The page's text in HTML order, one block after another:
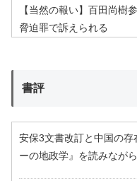
【当然の報い】百田尚樹
脅迫罪で訴えられる
書評
安保3文書改訂と中国の存
ーの地政学』を読みながら